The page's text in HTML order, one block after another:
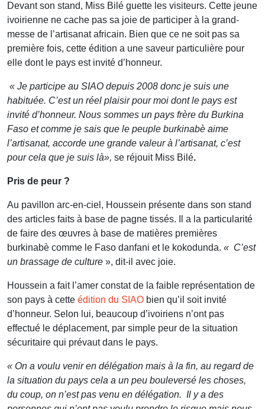
Devant son stand, Miss Bilé guette les visiteurs. Cette jeune
ivoirienne ne cache pas sa joie de participer à la grand-
messe de l’artisanat africain. Bien que ce ne soit pas sa
première fois, cette édition a une saveur particulière pour
elle dont le pays est invité d’honneur.
« Je participe au SIAO depuis 2008 donc je suis une
habituée. C’est un réel plaisir pour moi dont le pays est
invité d’honneur. Nous sommes un pays frère du Burkina
Faso et comme je sais que le peuple burkinabè aime
l’artisanat, accorde une grande valeur à l’artisanat, c’est
pour cela que je suis là», se réjouit Miss Bilé.
Pris de peur ?
Au pavillon arc-en-ciel, Houssein présente dans son stand
des articles faits à base de pagne tissés. Il a la particularité
de faire des œuvres à base de matières premières
burkinabè comme le Faso danfani et le kokodunda. « C’est
un brassage de culture », dit-il avec joie.
Houssein a fait l’amer constat de la faible représentation de
son pays à cette édition du SIAO bien qu’il soit invité
d’honneur. Selon lui, beaucoup d’ivoiriens n’ont pas
effectué le déplacement, par simple peur de la situation
sécuritaire qui prévaut dans le pays.
« On a voulu venir en délégation mais à la fin, au regard de
la situation du pays cela a un peu bouleversé les choses,
du coup, on n’est pas venu en délégation. Il y a des